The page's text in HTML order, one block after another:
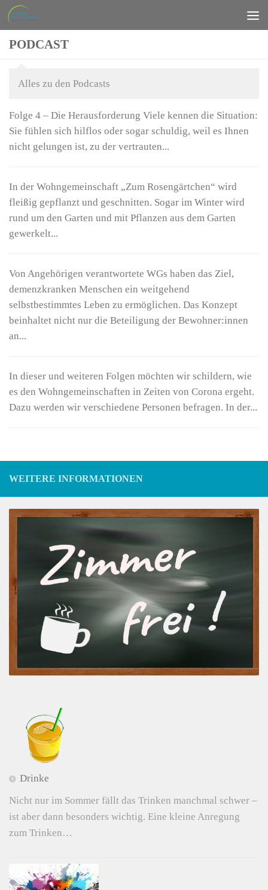
Zum Inhalt springen
PODCAST
Alles zu den Podcasts
Folge 4 – Die Herausforderung Viele kennen die Situation:
Sie fühlen sich hilflos oder sogar schuldig, weil es Ihnen
nicht gelungen ist, zu der vertrauten...
In der Wohngemeinschaft „Zum Rosengärtchen“ wird
fleißig gepflanzt und geschnitten. Sogar im Winter wird
rund um den Garten und mit Pflanzen aus dem Garten
gewerkelt...
Von Angehörigen verantwortete WGs haben das Ziel,
demenzkranken Menschen ein weitgehend
selbstbestimmtes Leben zu ermöglichen. Das Konzept
beinhaltet nicht nur die Beteiligung der Bewohner:innen
an...
In dieser und weiteren Folgen möchten wir schildern, wie
es den Wohngemeinschaften in Zeiten von Corona ergeht.
Dazu werden wir verschiedene Personen befragen. In der...
WEITERE INFORMATIONEN
Drinke
Nicht nur im Sommer fällt das Trinken manchmal schwer –
ist aber dann besonders wichtig. Eine kleine Anregung
zum Trinken…